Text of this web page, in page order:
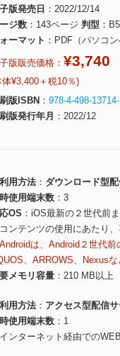
版発売日
2022/12/14
ジ数
143ページ 判型
ーマット
PDF（パソコ
版販売価格： ¥3,740
体¥3,400＋税10％)
版ISBN
978-4-498-
版発行年月
2022/12
用方法
ダウンロード型配
使用端末数
3
OS
iOS最新の２世代前
ンテンツの使用にあたり
は、Android２世代前
、ARROWS、Nexus
メモリ容量
210 MB以上
用方法
アクセス型配信サ
使用端末数
1
ンターネット経由での